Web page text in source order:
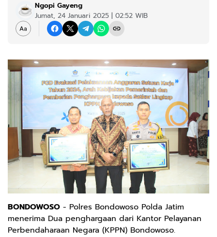
Ngopi Gayeng
Jumat, 24 Januari 2025 | 02:52 WIB
BONDOWOSO - Polres Bondowoso Polda Jatim
menerima Dua penghargaan dari Kantor Pelayanan
Perbendaharaan Negara (KPPN) Bondowoso.